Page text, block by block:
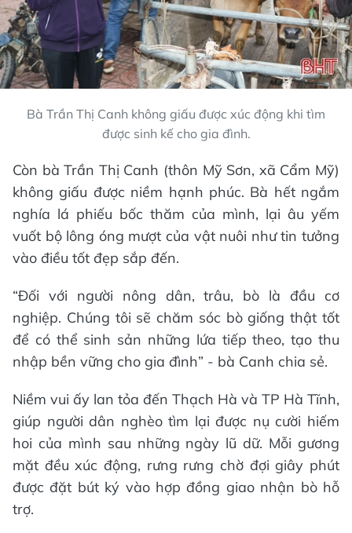
Bà Trần Thị Canh không giấu được xúc động khi tìm
được sinh kế cho gia đình.
Còn bà Trần Thị Canh (thôn Mỹ Sơn, xã Cẩm Mỹ)
không giấu được niềm hạnh phúc. Bà hết ngắm
nghía lá phiếu bốc thăm của mình, lại âu yếm
vuốt bộ lông óng mượt của vật nuôi như tin tưởng
vào điều tốt đẹp sắp đến.
“Đối với người nông dân, trâu, bò là đầu cơ
nghiệp. Chúng tôi sẽ chăm sóc bò giống thật tốt
để có thể sinh sản những lứa tiếp theo, tạo thu
nhập bền vững cho gia đình” - bà Canh chia sẻ.
Niềm vui ấy lan tỏa đến Thạch Hà và TP Hà Tĩnh,
giúp người dân nghèo tìm lại được nụ cười hiếm
hoi của mình sau những ngày lũ dữ. Mỗi gương
mặt đều xúc động, rưng rưng chờ đợi giây phút
được đặt bút ký vào hợp đồng giao nhận bò hỗ
trợ.